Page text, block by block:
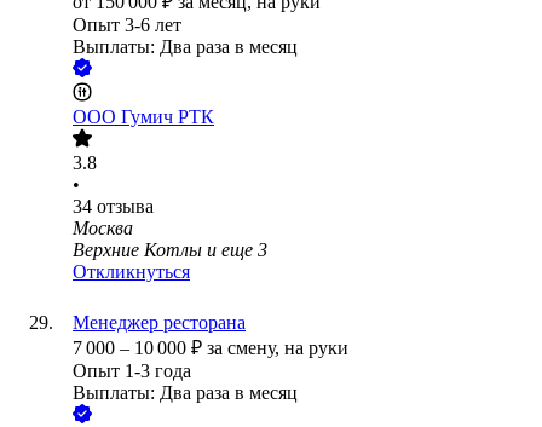
Опыт 3-6 лет
Выплаты: Два раза в месяц
ООО Гумич РТК
3.8
•
34 отзыва
Москва
Верхние Котлы и еще 3
Откликнуться
Менеджер ресторана
7 000 – 10 000 ₽ за смену, на руки
Опыт 1-3 года
Выплаты: Два раза в месяц